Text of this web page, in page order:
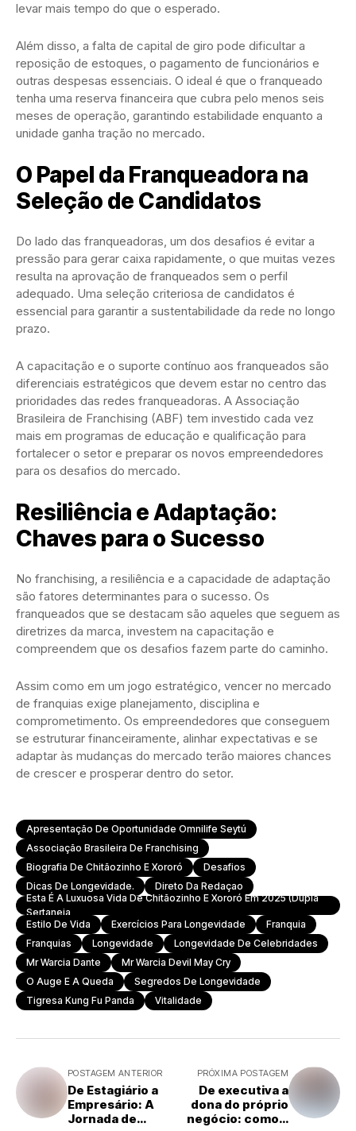
levar mais tempo do que o esperado.
Além disso, a falta de capital de giro pode dificultar a
reposição de estoques, o pagamento de funcionários e
outras despesas essenciais. O ideal é que o franqueado
tenha uma reserva financeira que cubra pelo menos seis
meses de operação, garantindo estabilidade enquanto a
unidade ganha tração no mercado.
O Papel da Franqueadora na
Seleção de Candidatos
Do lado das franqueadoras, um dos desafios é evitar a
pressão para gerar caixa rapidamente, o que muitas vezes
resulta na aprovação de franqueados sem o perfil
adequado. Uma seleção criteriosa de candidatos é
essencial para garantir a sustentabilidade da rede no longo
prazo.
A capacitação e o suporte contínuo aos franqueados são
diferenciais estratégicos que devem estar no centro das
prioridades das redes franqueadoras. A Associação
Brasileira de Franchising (ABF) tem investido cada vez
mais em programas de educação e qualificação para
fortalecer o setor e preparar os novos empreendedores
para os desafios do mercado.
Resiliência e Adaptação:
Chaves para o Sucesso
No franchising, a resiliência e a capacidade de adaptação
são fatores determinantes para o sucesso. Os
franqueados que se destacam são aqueles que seguem as
diretrizes da marca, investem na capacitação e
compreendem que os desafios fazem parte do caminho.
Assim como em um jogo estratégico, vencer no mercado
de franquias exige planejamento, disciplina e
comprometimento. Os empreendedores que conseguem
se estruturar financeiramente, alinhar expectativas e se
adaptar às mudanças do mercado terão maiores chances
de crescer e prosperar dentro do setor.
Apresentação De Oportunidade Omnilife Seytú
Associação Brasileira De Franchising
Biografia De Chitãozinho E Xororó
Desafios
Dicas De Longevidade.
Direto Da Redaçao
Esta É A Luxuosa Vida De Chitãozinho E Xororó Em 2025 (dupla
Sertaneja
Estilo De Vida
Exercícios Para Longevidade
Franquia
Franquias
Longevidade
Longevidade De Celebridades
Mr Warcia Dante
Mr Warcia Devil May Cry
O Auge E A Queda
Segredos De Longevidade
Tigresa Kung Fu Panda
Vitalidade
POSTAGEM ANTERIOR
De Estagiário a
Empresário: A
Jornada de
PRÓXIMA POSTAGEM
De executiva a
dona do próprio
negócio: como a